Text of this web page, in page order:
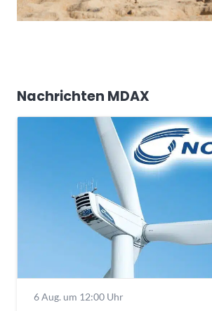
Nachrichten MDAX
6 Aug. um 12:00 Uhr